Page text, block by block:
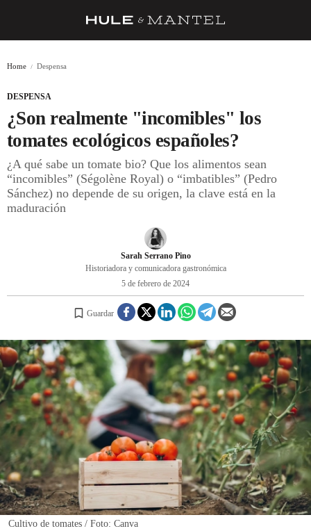
BARRAS Y ESTRELLAS
DÓNDE COMER
ÍDOLOS DE MESAS
A CUCHILLO
REGISTRO
INICIAR SESIÓN
Home Despensa
DESPENSA
¿Son realmente "incomibles" los
tomates ecológicos españoles?
¿A qué sabe un tomate bio? Que los alimentos sean
“incomibles” (Ségolène Royal) o “imbatibles” (Pedro
Sánchez) no depende de su origen, la clave está en la
maduración
Sarah Serrano Pino
Historiadora y comunicadora gastronómica
5 de febrero de 2024
Guardar
Cultivo de tomates / Foto: Canva